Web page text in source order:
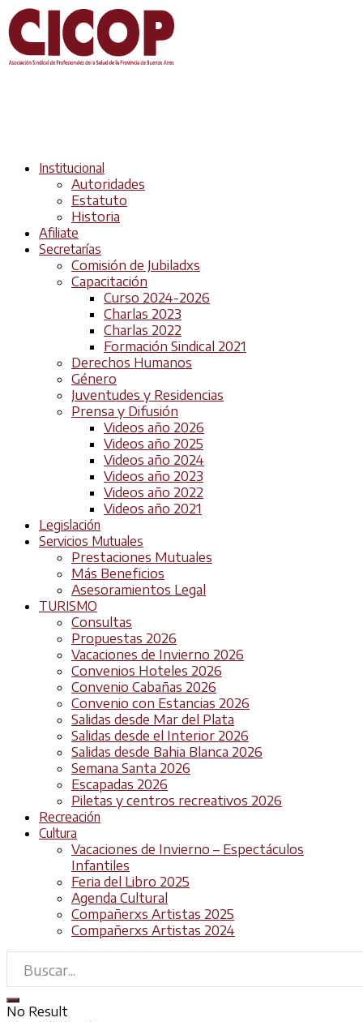
Institucional
Autoridades
Estatuto
Historia
Afiliate
Secretarías
Comisión de Jubiladxs
Capacitación
Curso 2024-2026
Charlas 2023
Charlas 2022
Formación Sindical 2021
Derechos Humanos
Género
Juventudes y Residencias
Prensa y Difusión
Videos año 2026
Videos año 2025
Videos año 2024
Videos año 2023
Videos año 2022
Videos año 2021
Legislación
Servicios Mutuales
Prestaciones Mutuales
Más Beneficios
Asesoramientos Legal
TURISMO
Consultas
Propuestas 2026
Vacaciones de Invierno 2026
Convenios Hoteles 2026
Convenio Cabañas 2026
Convenio con Estancias 2026
Salidas desde Mar del Plata
Salidas desde el Interior 2026
Salidas desde Bahia Blanca 2026
Semana Santa 2026
Escapadas 2026
Piletas y centros recreativos 2026
Recreación
Cultura
Vacaciones de Invierno – Espectáculos
Infantiles
Feria del Libro 2025
Agenda Cultural
Compañerxs Artistas 2025
Compañerxs Artistas 2024
No Result